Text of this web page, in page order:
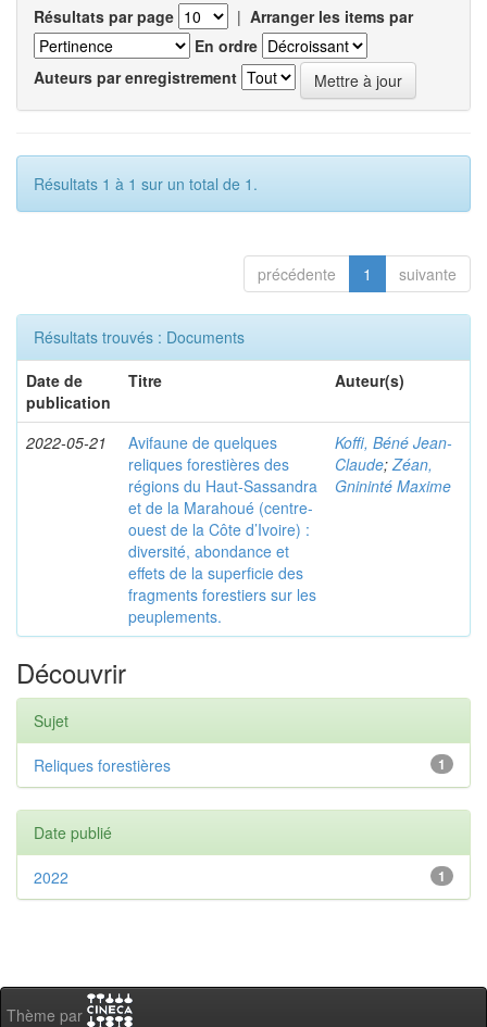
Résultats par page | Arranger les items par
En ordre
Auteurs par enregistrement
Résultats 1 à 1 sur un total de 1.
précédente 1 suivante
Résultats trouvés : Documents
Date de
publication
Titre Auteur(s)
2022-05-21
Avifaune de quelques
reliques forestières des
régions du Haut-Sassandra
et de la Marahoué (centre-
ouest de la Côte d’Ivoire) :
diversité, abondance et
effets de la superficie des
fragments forestiers sur les
peuplements.
Koffi, Béné Jean-
Claude; Zéan,
Gnininté Maxime
Découvrir
Sujet
1
Reliques forestières
Date publié
1
2022
Thème par